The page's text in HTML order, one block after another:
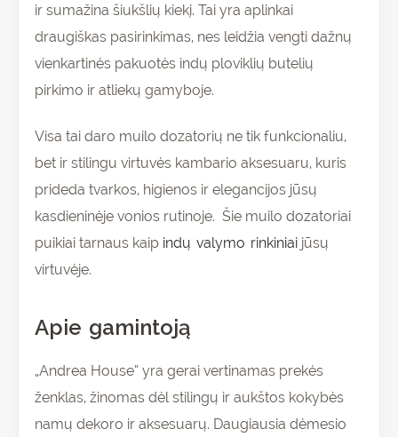
ir sumažina šiukšlių kiekį. Tai yra aplinkai
draugiškas pasirinkimas, nes leidžia vengti dažnų
vienkartinės pakuotės indų ploviklių butelių
pirkimo ir atliekų gamyboje.
Visa tai daro muilo dozatorių ne tik funkcionaliu,
bet ir stilingu virtuvės kambario aksesuaru, kuris
prideda tvarkos, higienos ir elegancijos jūsų
kasdieninėje vonios rutinoje. Šie muilo dozatoriai
puikiai tarnaus kaip indų valymo rinkiniai jūsų
virtuvėje.
Apie gamintoją
„Andrea House” yra gerai vertinamas prekės
ženklas, žinomas dėl stilingų ir aukštos kokybės
namų dekoro ir aksesuarų. Daugiausia dėmesio